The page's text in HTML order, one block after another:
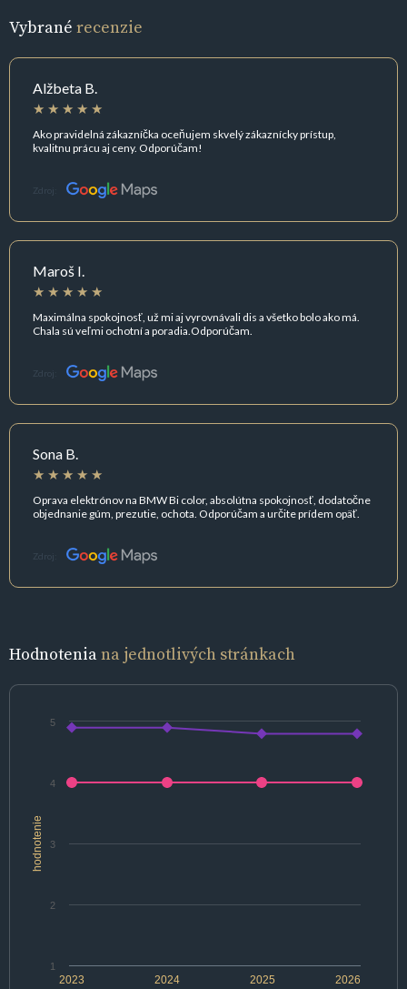
Vybrané recenzie
Alžbeta B.
Ako pravidelná zákazníčka oceňujem skvelý zákaznícky prístup,
kvalitnu prácu aj ceny. Odporúčam!
Zdroj:
Maroš I.
Maximálna spokojnosť, už mi aj vyrovnávali dis a všetko bolo ako má.
Chala sú veľmi ochotní a poradia.Odporúčam.
Zdroj:
Sona B.
Oprava elektrónov na BMW Bi color, absolútna spokojnosť, dodatočne
objednanie gúm, prezutie, ochota. Odporúčam a určite prídem opäť.
Zdroj:
Hodnoteniana jednotlivých stránkach
hodnotenie
2024 2026
2023 2025
1
2
3
4
5